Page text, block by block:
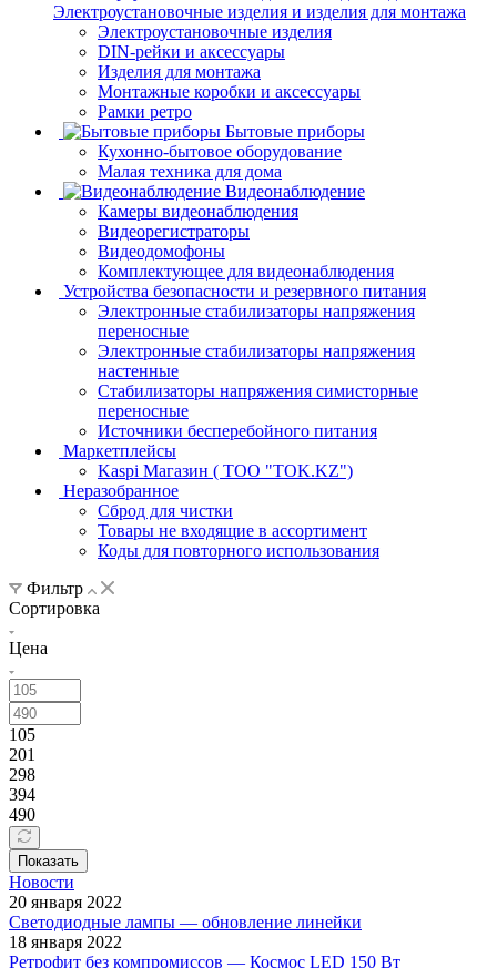
Электроустановочные изделия и изделия для монтажа
Электроустановочные изделия
DIN-рейки и аксессуары
Изделия для монтажа
Монтажные коробки и аксессуары
Рамки ретро
Бытовые приборы
Кухонно-бытовое оборудование
Малая техника для дома
Видеонаблюдение
Камеры видеонаблюдения
Видеорегистраторы
Видеодомофоны
Комплектующее для видеонаблюдения
Устройства безопасности и резервного питания
Электронные стабилизаторы напряжения
переносные
Электронные стабилизаторы напряжения
настенные
Стабилизаторы напряжения симисторные
переносные
Источники бесперебойного питания
Маркетплейсы
Kaspi Магазин ( ТОО "TOK.KZ")
Неразобранное
Сброд для чистки
Товары не входящие в ассортимент
Коды для повторного использования
Фильтр
Сортировка
Цена
105
201
298
394
490
Показать
Новости
20 января 2022
Светодиодные лампы — обновление линейки
18 января 2022
Ретрофит без компромиссов — Космос LED 150 Вт